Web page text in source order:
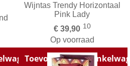
Wijntas Trendy Horizontaal
Pink Lady
€ 39,90 10
Op voorraad
Toevoegen aan